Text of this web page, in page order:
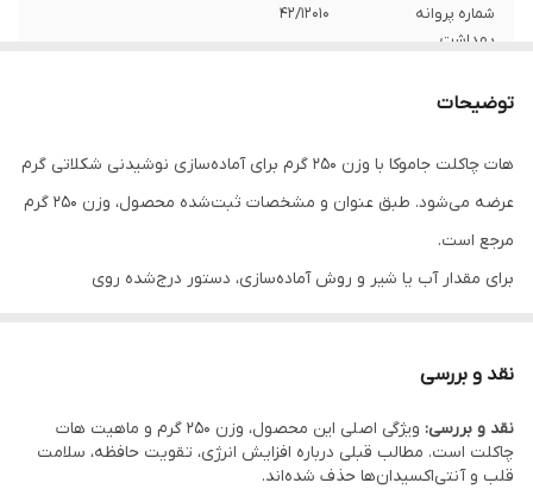
شماره پروانه
بهداشت
42/12010
کشور تولید کننده
توضیحات
هات چاکلت جاموکا با وزن 250 گرم برای آماده‌سازی نوشیدنی شکلاتی گرم
عرضه می‌شود. طبق عنوان و مشخصات ثبت‌شده محصول، وزن 250 گرم
مرجع است.
برای مقدار آب یا شیر و روش آماده‌سازی، دستور درج‌شده روی
نقد و بررسی
نقد و بررسی:
ویژگی اصلی این محصول، وزن 250 گرم و ماهیت هات
چاکلت است. مطالب قبلی درباره افزایش انرژی، تقویت حافظه، سلامت
قلب و آنتی‌اکسیدان‌ها حذف شده‌اند.